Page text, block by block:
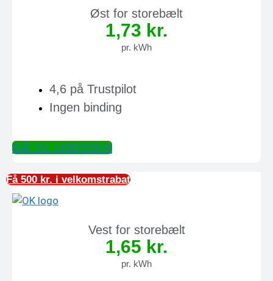
Øst for storebælt
1,73 kr.
pr. kWh
4,6 på Trustpilot
Ingen binding
GÅ TIL UDBYDER
Få 500 kr. i velkomstrabat
Vest for storebælt
1,65 kr.
pr. kWh